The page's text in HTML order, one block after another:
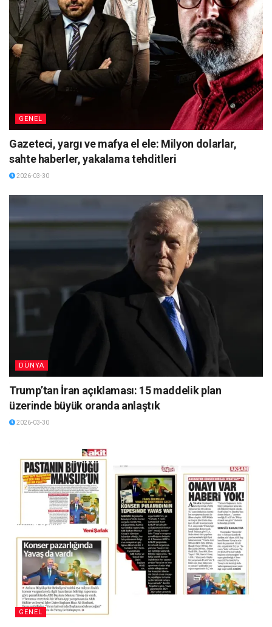
GENEL
Gazeteci, yargı ve mafya el ele: Milyon dolarlar,
sahte haberler, yakalama tehditleri
2026-03-30
DÜNYA
Trump’tan İran açıklaması: 15 maddelik plan
üzerinde büyük oranda anlaştık
2026-03-30
GENEL